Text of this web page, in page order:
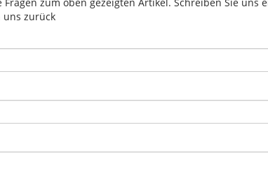
zum oben gezeigten Artikel. Schreiben Sie uns
zurück